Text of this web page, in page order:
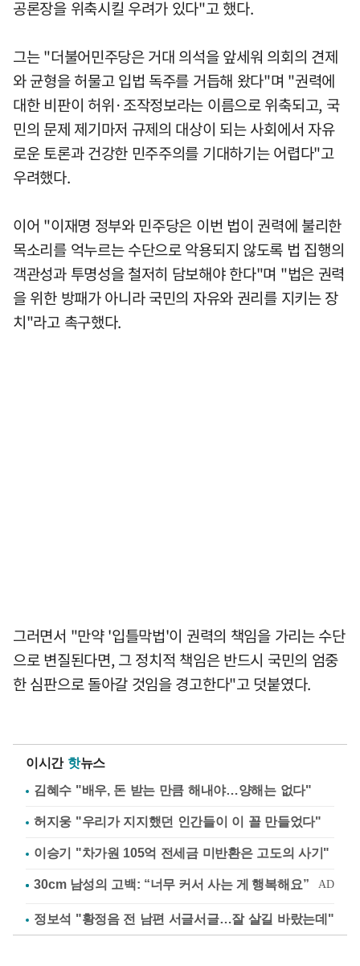
공론장을 위축시킬 우려가 있다"고 했다.
그는 "더불어민주당은 거대 의석을 앞세워 의회의 견제
와 균형을 허물고 입법 독주를 거듭해 왔다"며 "권력에
대한 비판이 허위·조작정보라는 이름으로 위축되고, 국
민의 문제 제기마저 규제의 대상이 되는 사회에서 자유
로운 토론과 건강한 민주주의를 기대하기는 어렵다"고
우려했다.
이어 "이재명 정부와 민주당은 이번 법이 권력에 불리한
목소리를 억누르는 수단으로 악용되지 않도록 법 집행의
객관성과 투명성을 철저히 담보해야 한다"며 "법은 권력
을 위한 방패가 아니라 국민의 자유와 권리를 지키는 장
치"라고 촉구했다.
그러면서 "만약 '입틀막법'이 권력의 책임을 가리는 수단
으로 변질된다면, 그 정치적 책임은 반드시 국민의 엄중
한 심판으로 돌아갈 것임을 경고한다"고 덧붙였다.
이시간 핫뉴스
김혜수 "배우, 돈 받는 만큼 해내야…양해는 없다"
허지웅 "우리가 지지했던 인간들이 이 꼴 만들었다"
이승기 "차가원 105억 전세금 미반환은 고도의 사기"
정보석 "황정음 전 남편 서글서글…잘 살길 바랐는데"